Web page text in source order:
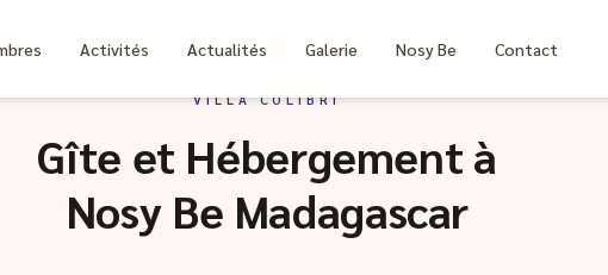
Activités Actualités Galerie Nosy Be Contact
VILLA COLIBRI
Gîte et Hébergement à
Nosy Be Madagascar